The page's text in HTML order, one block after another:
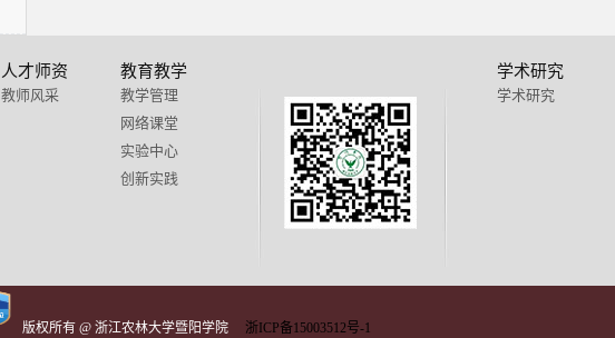
人才师资
教师风采
教育教学
教学管理
网络课堂
实验中心
创新实践
学术研究
学术研究
版权所有 @ 浙江农林大学暨阳学院 浙ICP备15003512号-1